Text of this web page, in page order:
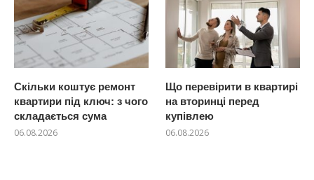
Скільки коштує ремонт
квартири під ключ: з чого
складається сума
06.08.2026
Що перевірити в квартирі
на вторинці перед
купівлею
06.08.2026